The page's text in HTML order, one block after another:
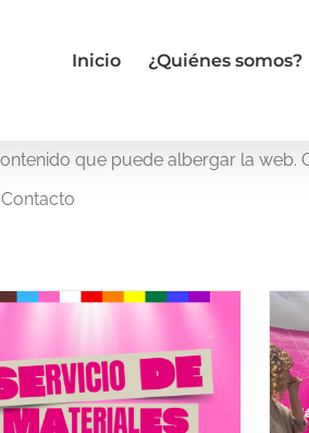
Inicio ¿Quiénes somos?
que puede albergar la